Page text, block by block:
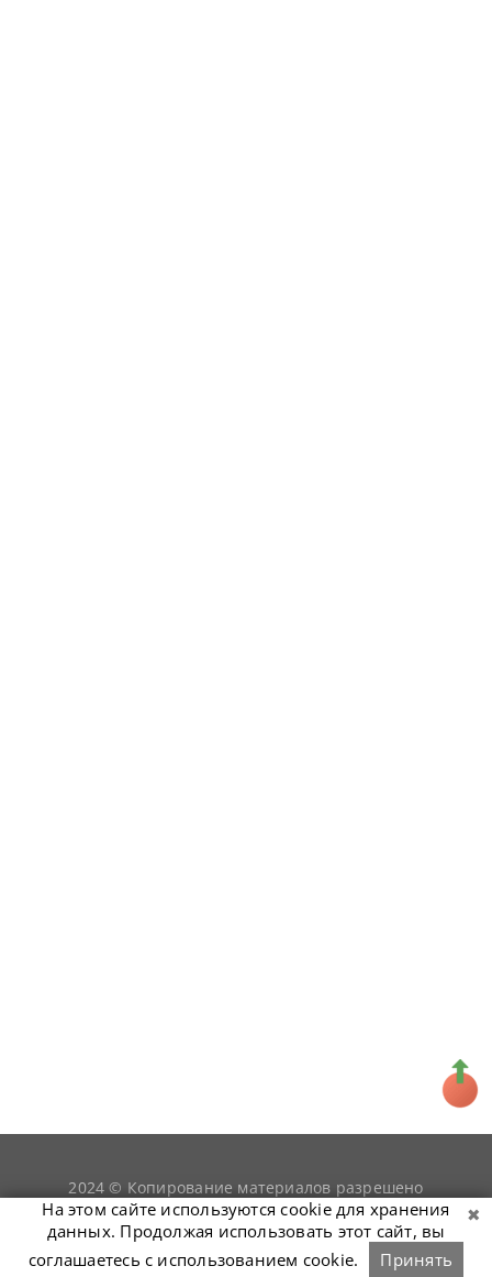
2024 © Копирование материалов разрешено
только при условии гиперссылки наsnookerist.ru
На этом сайте используются cookie для хранения
данных. Продолжая использовать этот сайт, вы
соглашаетесь с использованием cookie.
Принять